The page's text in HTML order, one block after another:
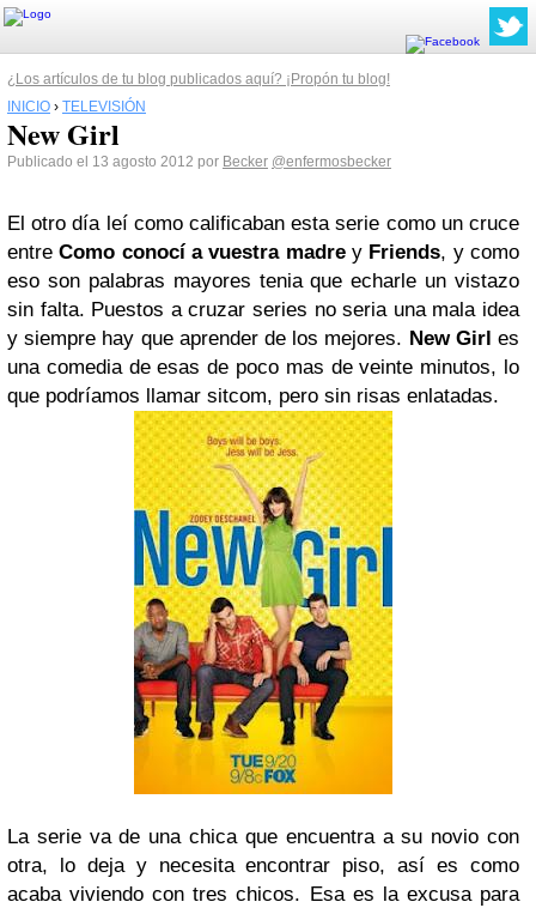
¿Los artículos de tu blog publicados aquí? ¡Propón tu blog!
INICIO › TELEVISIÓN
New Girl
Publicado el 13 agosto 2012 por Becker @enfermosbecker
El otro día leí como calificaban esta serie como un cruce
entreComo conocí a vuestra madrey Friends, y como
eso son palabras mayores tenia que echarle un vistazo
sin falta. Puestos a cruzar series no seria una mala idea
y siempre hay que aprender de los mejores. New Girl es
una comedia de esas de poco mas de veinte minutos, lo
que podríamos llamar sitcom, pero sin risas enlatadas.
La serie va de una chica que encuentra a su novio con
otra, lo deja y necesita encontrar piso, así es como
acaba viviendo con tres chicos. Esa es la excusa para